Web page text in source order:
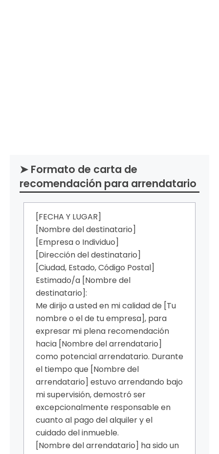
➤ Formato de carta de
recomendación para arrendatario
[FECHA Y LUGAR]
[Nombre del destinatario]
[Empresa o Individuo]
[Dirección del destinatario]
[Ciudad, Estado, Código Postal]
Estimado/a [Nombre del
destinatario]:
Me dirijo a usted en mi calidad de [Tu
nombre o el de tu empresa], para
expresar mi plena recomendación
hacia [Nombre del arrendatario]
como potencial arrendatario. Durante
el tiempo que [Nombre del
arrendatario] estuvo arrendando bajo
mi supervisión, demostró ser
excepcionalmente responsable en
cuanto al pago del alquiler y el
cuidado del inmueble.
[Nombre del arrendatario] ha sido un